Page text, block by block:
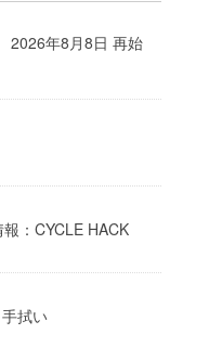
ぱいあるのでチ
！
年8月8日 再始
：CYCLE HACK
拭い